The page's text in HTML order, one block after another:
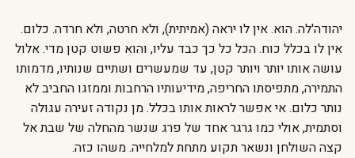
יהודה'לה. הוא. אין לו יראה (אמיתית), ולא חרטה, ולא חרדה. כלום.
אין לו בכלל כוח. הכל כל כך כבד עליו, והוא פשוט קטן מדי. אלול
עושה אותו יותר ויותר קטן, עד שמעשרים ושתיים שנותיו, מדמותו
התמירה, מתפיסתו החריפה, מידיעותיו הרחבות וממזגו החביב לא
נותר כלום. אי אפשר לראות אותו בכלל. מן נקודה זעירה עגולה
וסתמית, אולי כמו גרגר אחד של פרג שנשר מהחלה של שבת אל
קצה השולחן ונשאר תקוע מתחת למלחייה. משהו כזה.